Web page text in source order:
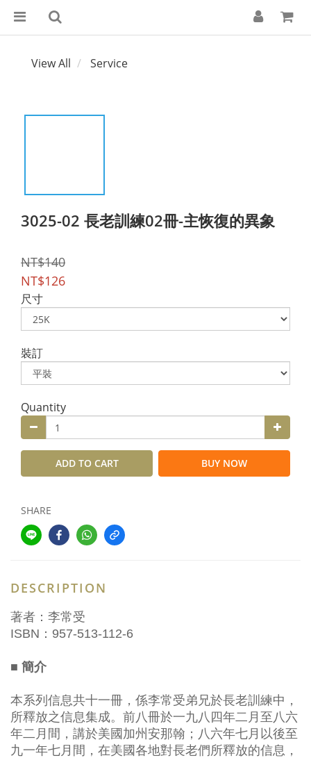
View All Service
3025-02 長老訓練02冊-主恢復的異象
NT$140
NT$126
尺寸
裝訂
Quantity
ADD TO CART BUY NOW
SHARE
DESCRIPTION
著者：李常受
ISBN：957-513-112-6
■ 簡介
本系列信息共十一冊，係李常受弟兄於長老訓練中，
所釋放之信息集成。前八冊於一九八四年二月至八六
年二月間，講於美國加州安那翰；八六年七月以後至
九一年七月間，在美國各地對長老們所釋放的信息，